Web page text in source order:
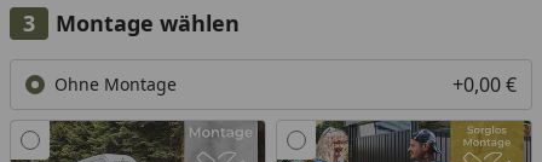
Montage wählen
Ohne Montage +0,00 €